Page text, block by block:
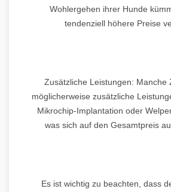
Wohlergehen ihrer Hunde
tendenziell höhere Preise
Zusätzliche Leistungen: Manche
möglicherweise zusätzliche
Mikrochip-Implantation oder
was sich auf den Gesamtpreis
Es ist wichtig zu beachten, dass